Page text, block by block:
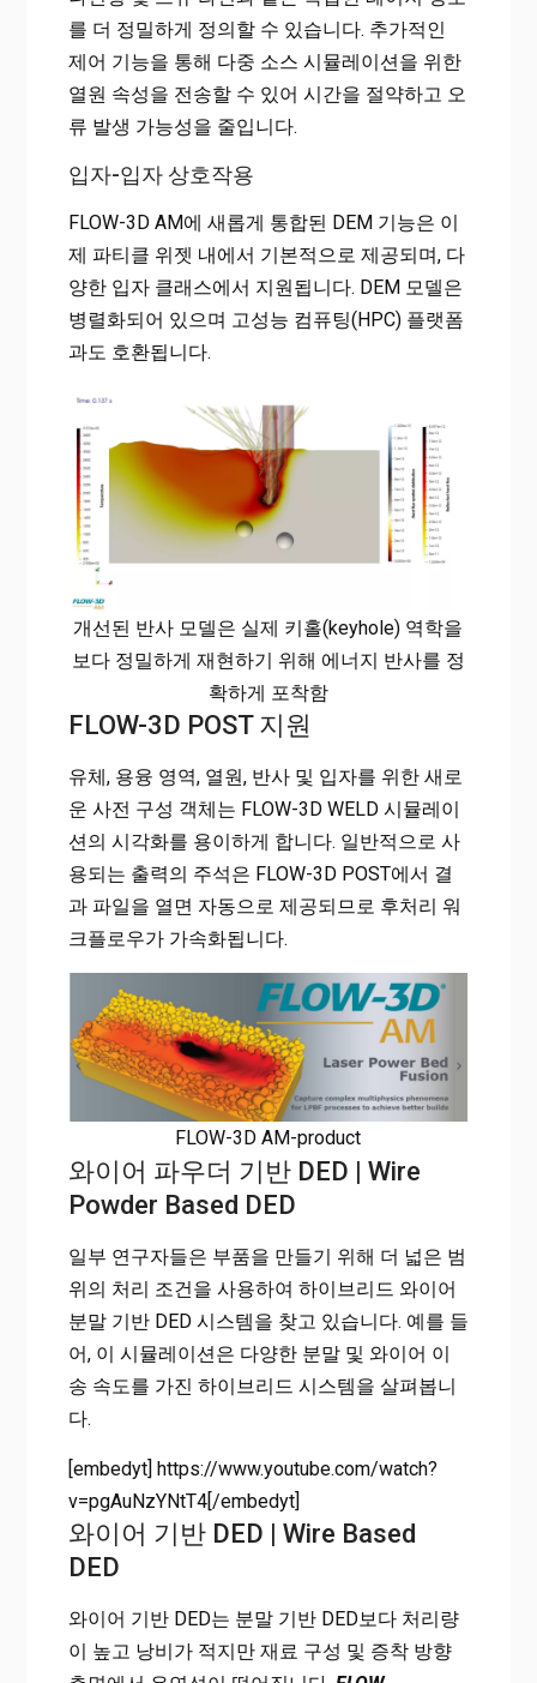
를 더 정밀하게 정의할 수 있습니다. 추가적인
제어 기능을 통해 다중 소스 시뮬레이션을 위한
열원 속성을 전송할 수 있어 시간을 절약하고 오
류 발생 가능성을 줄입니다.
입자-입자 상호작용
FLOW-3D AM에 새롭게 통합된 DEM 기능은 이
제 파티클 위젯 내에서 기본적으로 제공되며, 다
양한 입자 클래스에서 지원됩니다. DEM 모델은
병렬화되어 있으며 고성능 컴퓨팅(HPC) 플랫폼
과도 호환됩니다.
개선된 반사 모델은 실제 키홀(keyhole) 역학을
보다 정밀하게 재현하기 위해 에너지 반사를 정
확하게 포착함
FLOW-3D POST 지원
유체, 용융 영역, 열원, 반사 및 입자를 위한 새로
운 사전 구성 객체는 FLOW-3D WELD 시뮬레이
션의 시각화를 용이하게 합니다. 일반적으로 사
용되는 출력의 주석은 FLOW-3D POST에서 결
과 파일을 열면 자동으로 제공되므로 후처리 워
크플로우가 가속화됩니다.
FLOW-3D AM-product
와이어 파우더 기반 DED | Wire
Powder Based DED
일부 연구자들은 부품을 만들기 위해 더 넓은 범
위의 처리 조건을 사용하여 하이브리드 와이어
분말 기반 DED 시스템을 찾고 있습니다. 예를 들
어, 이 시뮬레이션은 다양한 분말 및 와이어 이
송 속도를 가진 하이브리드 시스템을 살펴봅니
다.
[embedyt] https://www.youtube.com/watch?
v=pgAuNzYNtT4[/embedyt]
와이어 기반 DED | Wire Based
DED
와이어 기반 DED는 분말 기반 DED보다 처리량
이 높고 낭비가 적지만 재료 구성 및 증착 방향